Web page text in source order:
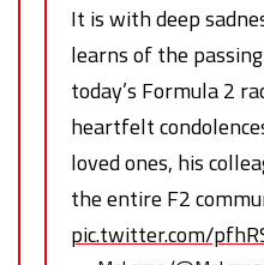
It is with deep
learns of the
today’s Formula 2
heartfelt
loved ones, his
the entire F2
pic.twitter.com/